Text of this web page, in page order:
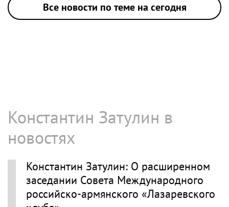
Все новости по теме на сегодня
Константин Затулин в
новостях
Константин Затулин: О расширенном
заседании Совета Международного
российско-армянского «Лазаревского